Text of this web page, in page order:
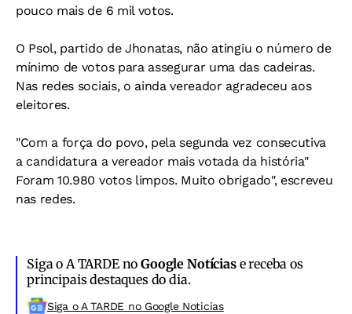
pouco mais de 6 mil votos.
O Psol, partido de Jhonatas, não atingiu o número de
mínimo de votos para assegurar uma das cadeiras.
Nas redes sociais, o ainda vereador agradeceu aos
eleitores.
"Com a força do povo, pela segunda vez consecutiva
a candidatura a vereador mais votada da história"
Foram 10.980 votos limpos. Muito obrigado", escreveu
nas redes.
Siga o A TARDE noGoogle Notíciase receba os
principais destaques do dia.
Siga o A TARDE no Google Noticias